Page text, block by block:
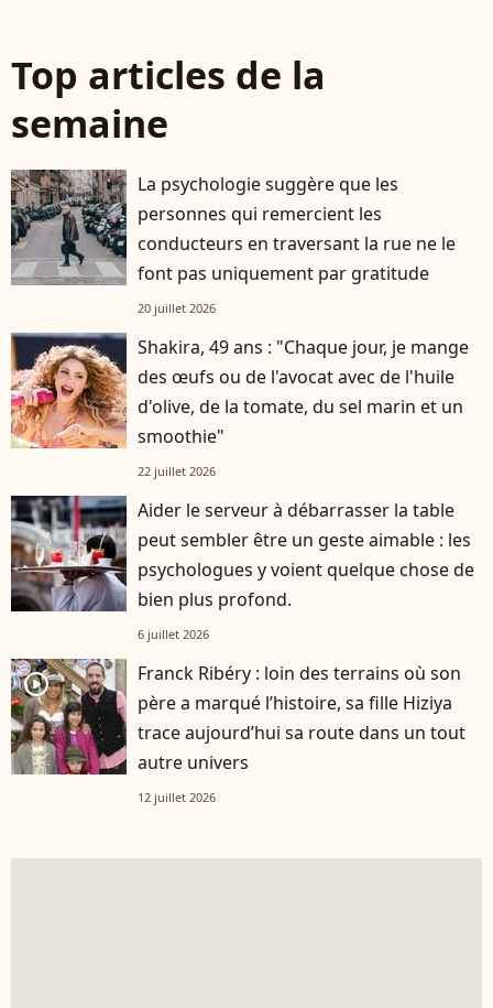
Top articles de la
semaine
La psychologie suggère que les
personnes qui remercient les
conducteurs en traversant la rue ne le
font pas uniquement par gratitude
20 juillet 2026
Shakira, 49 ans : "Chaque jour, je mange
des œufs ou de l'avocat avec de l'huile
d'olive, de la tomate, du sel marin et un
smoothie"
22 juillet 2026
Aider le serveur à débarrasser la table
peut sembler être un geste aimable : les
psychologues y voient quelque chose de
bien plus profond.
6 juillet 2026
player2
Franck Ribéry : loin des terrains où son
père a marqué l’histoire, sa fille Hiziya
trace aujourd’hui sa route dans un tout
autre univers
12 juillet 2026